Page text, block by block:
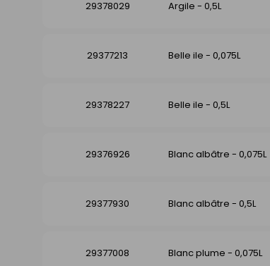
29378029 Argile - 0,5L
29377213 Belle ile - 0,075L
29378227 Belle ile - 0,5L
29376926 Blanc albâtre - 0,075L
29377930 Blanc albâtre - 0,5L
29377008 Blanc plume - 0,075L